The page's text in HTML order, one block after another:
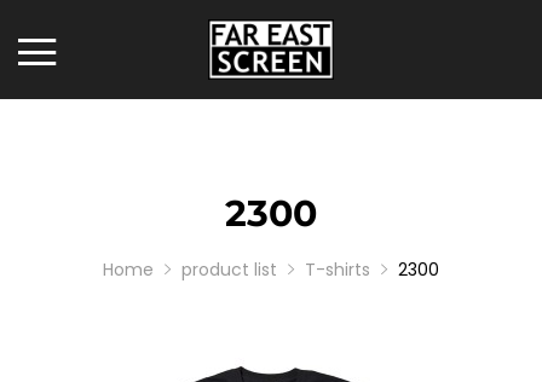
2300
Home product list T-shirts 2300